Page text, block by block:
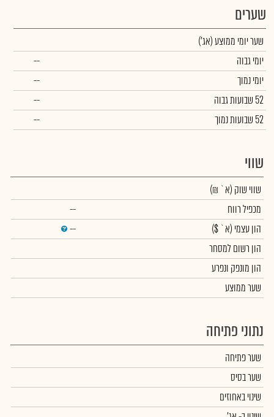
שערים
שער יומי ממוצע(אג')
יומי גבוה
--
יומי נמוך
--
52 שבועות גבוה
--
52 שבועות נמוך
--
שווי
שווי שוק (א` ₪)
מכפיל רווח
--
הון עצמי (א` $)
--
הון רשום למסחר
הון מונפק ונפרע
שער ממוצע
נתוני פתיחה
שער פתיחה
שער בסיס
שינוי באחוזים